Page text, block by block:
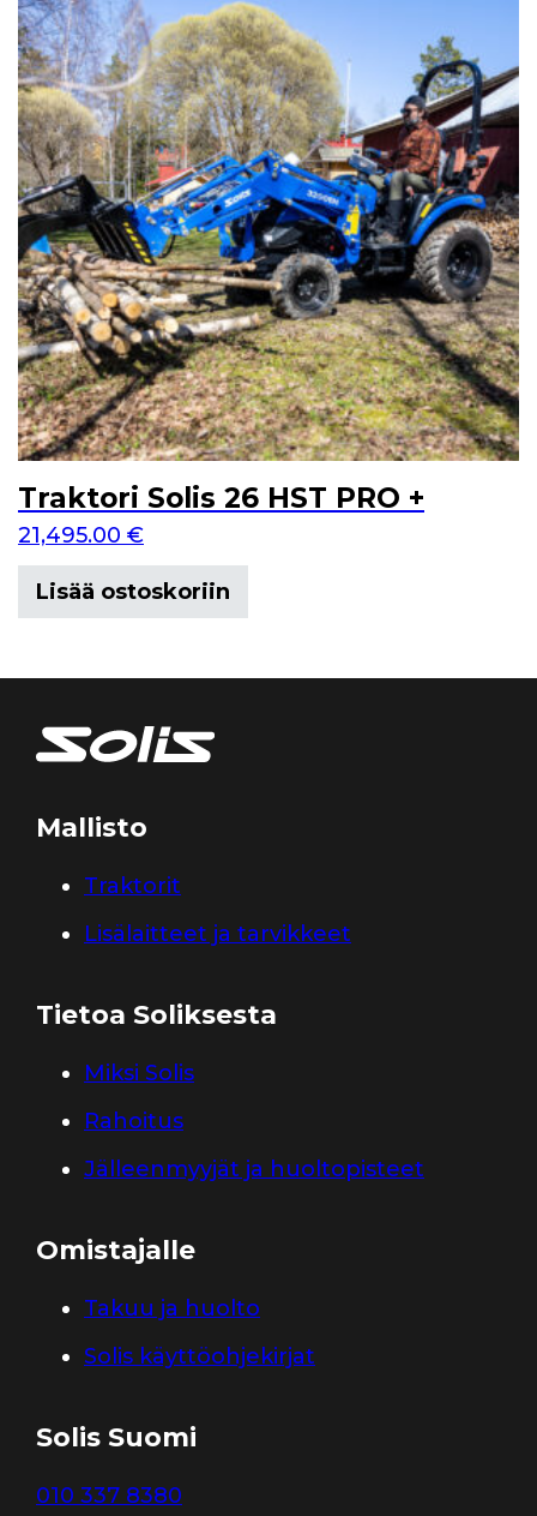
Traktori Solis 26 HST PRO +
21,495.00 €
Lisää ostoskoriin
Mallisto
Traktorit
Lisälaitteet ja tarvikkeet
Tietoa Soliksesta
Miksi Solis
Rahoitus
Jälleenmyyjät ja huoltopisteet
Omistajalle
Takuu ja huolto
Solis käyttöohjekirjat
Solis Suomi
010 337 8380